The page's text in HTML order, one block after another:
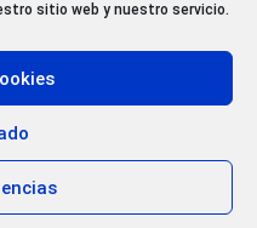
sitio web y nuestro servicio.
14.20 horas 5 de